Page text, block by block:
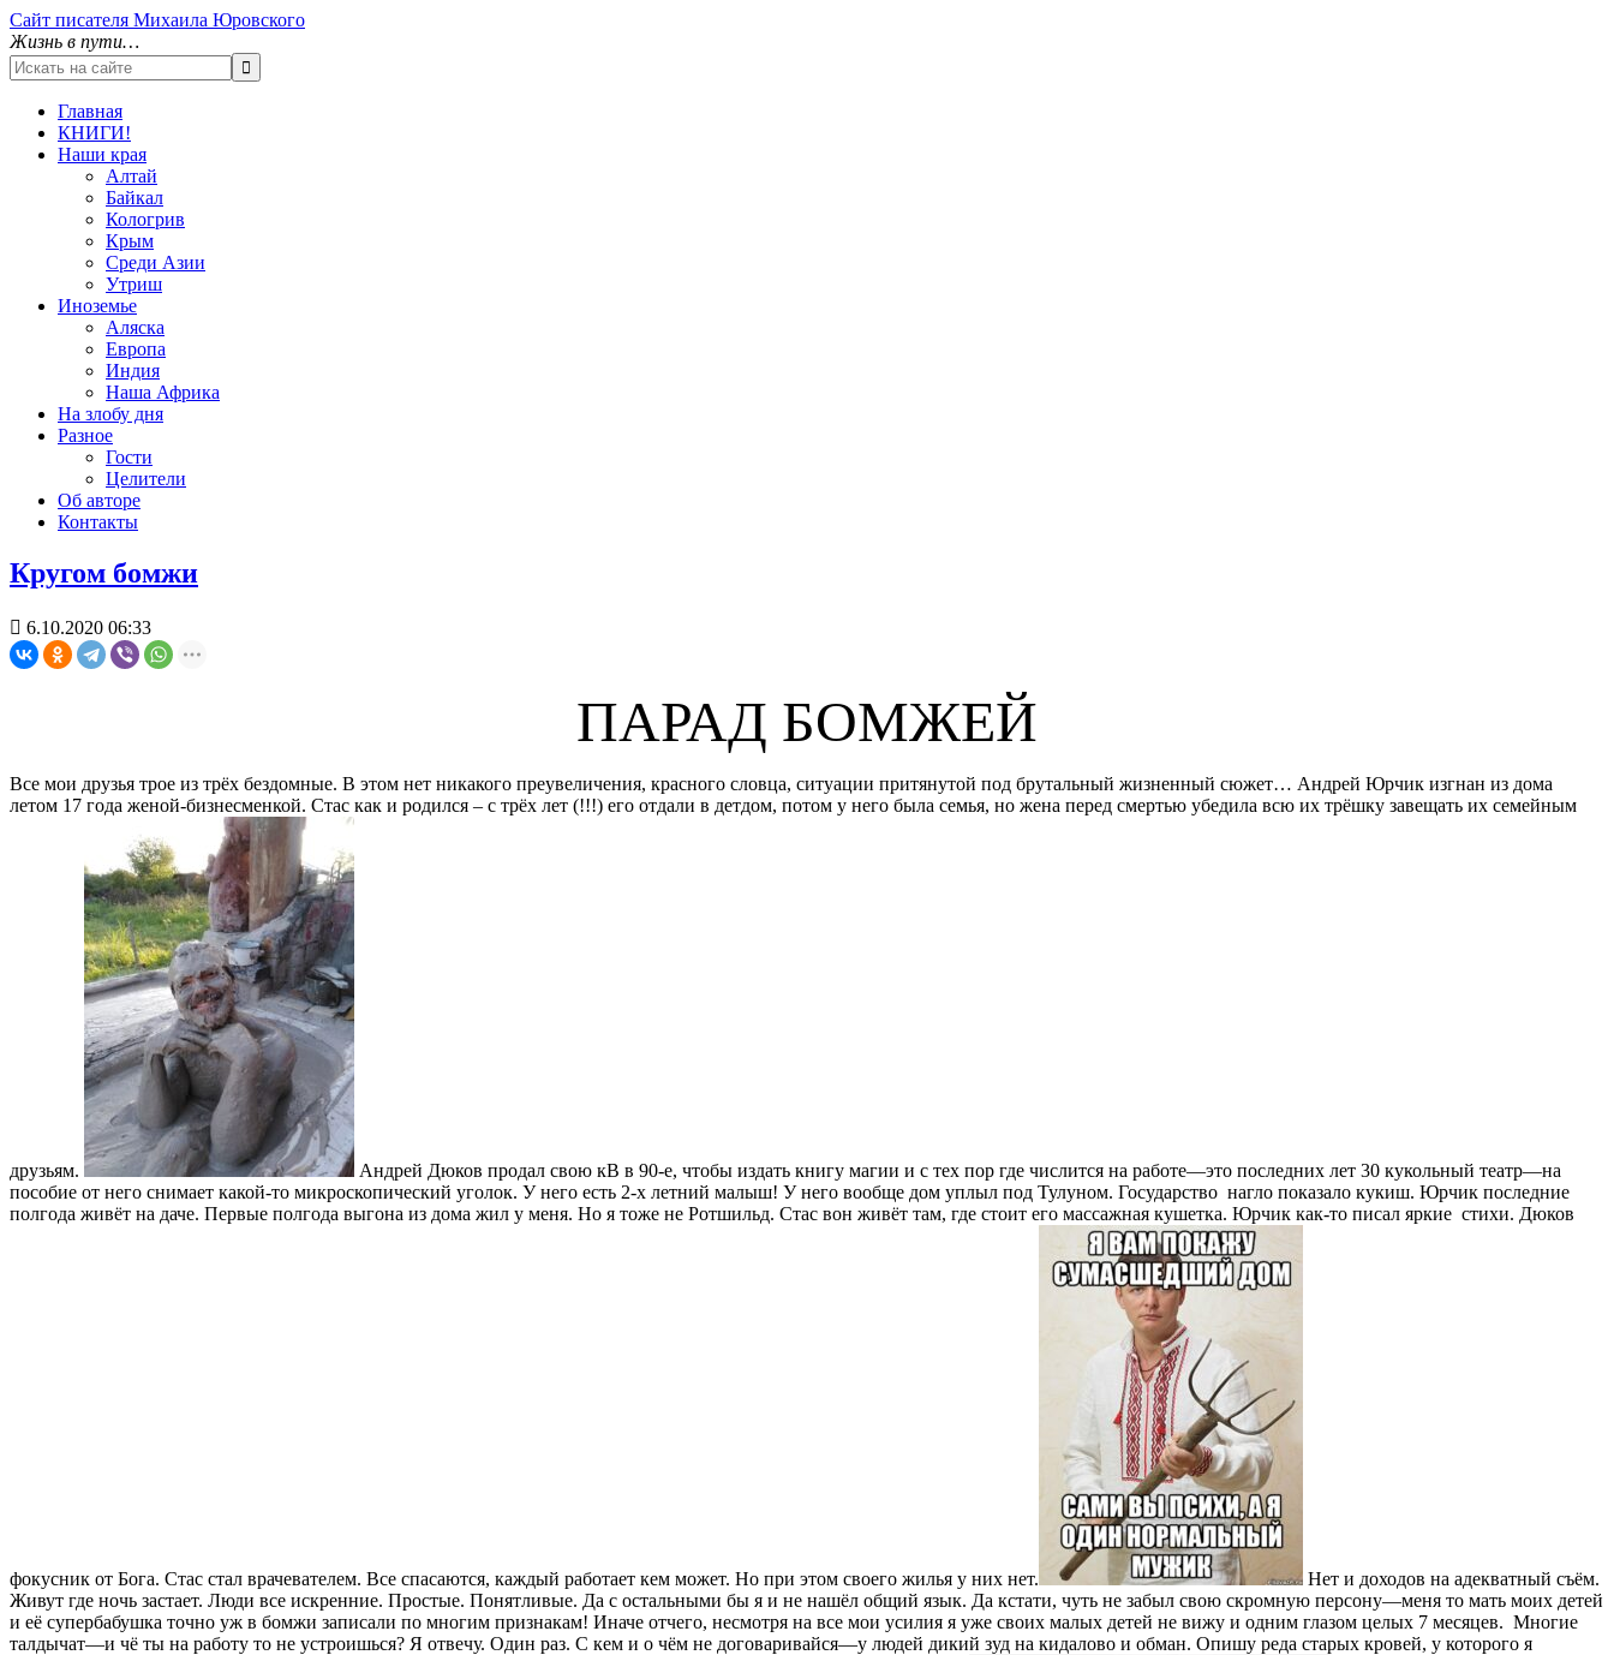
Сайт писателя Михаила Юровского
Жизнь в пути…
Главная
КНИГИ!
Наши края
Алтай
Байкал
Кологрив
Крым
Среди Азии
Утриш
Иноземье
Аляска
Европа
Индия
Наша Африка
На злобу дня
Разное
Гости
Целители
Об авторе
Контакты
Кругом бомжи
 6.10.2020 06:33
ПАРАД БОМЖЕЙ
Все мои друзья трое из трёх бездомные. В этом нет никакого преувеличения, красного словца, ситуации притянутой под брутальный жизненный сюжет… Андрей Юрчик изгнан из дома
летом 17 года женой-бизнесменкой. Стас как и родился – с трёх лет (!!!) его отдали в детдом, потом у него была семья, но жена перед смертью убедила всю их трёшку завещать их семейным
друзьям.
Андрей Дюков продал свою кВ в 90-е, чтобы издать книгу магии и с тех пор где числится на работе—это последних лет 30 кукольный театр—на
пособие от него снимает какой-то микроскопический уголок. У него есть 2-х летний малыш! У него вообще дом уплыл под Тулуном. Государство нагло показало кукиш. Юрчик последние
полгода живёт на даче. Первые полгода выгона из дома жил у меня. Но я тоже не Ротшильд. Стас вон живёт там, где стоит его массажная кушетка. Юрчик как-то писал яркие стихи. Дюков
фокусник от Бога. Стас стал врачевателем. Все спасаются, каждый работает кем может. Но при этом своего жилья у них нет.
Нет и доходов на адекватный съём.
Живут где ночь застает. Люди все искренние. Простые. Понятливые. Да с остальными бы я и не нашёл общий язык. Да кстати, чуть не забыл свою скромную персону—меня то мать моих детей
и её супербабушка точно уж в бомжи записали по многим признакам! Иначе отчего, несмотря на все мои усилия я уже своих малых детей не вижу и одним глазом целых 7 месяцев. Многие
талдычат—и чё ты на работу то не устроишься? Я отвечу. Один раз. С кем и о чём не договаривайся—у людей дикий зуд на кидалово и обман. Опишу реда старых кровей, у которого я